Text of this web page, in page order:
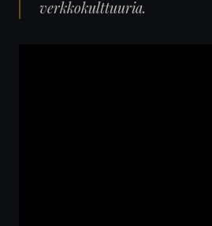
verkkokulttuuria.